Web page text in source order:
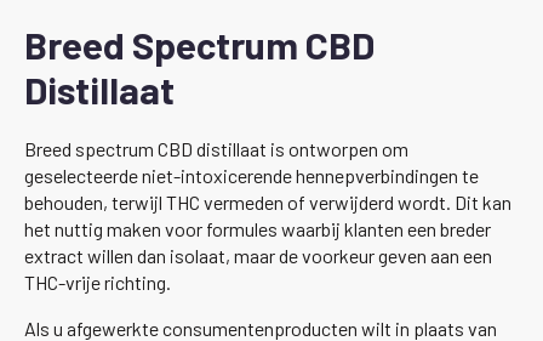
Breed Spectrum CBD
Distillaat
Breed spectrum CBD distillaat is ontworpen om
geselecteerde niet-intoxicerende hennepverbindingen te
behouden, terwijl THC vermeden of verwijderd wordt. Dit kan
het nuttig maken voor formules waarbij klanten een breder
extract willen dan isolaat, maar de voorkeur geven aan een
THC-vrije richting.
Als u afgewerkte consumentenproducten wilt in plaats van